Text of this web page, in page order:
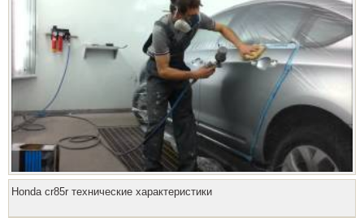
Honda cr85r технические характеристики